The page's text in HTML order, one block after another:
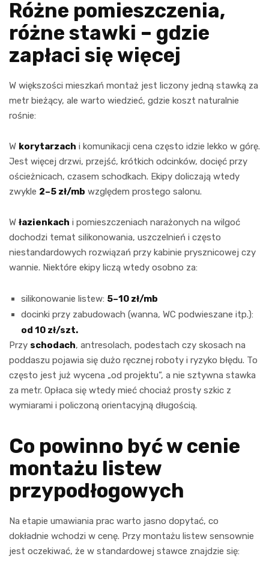
Różne pomieszczenia,
różne stawki – gdzie
zapłaci się więcej
W większości mieszkań montaż jest liczony jedną stawką za
metr bieżący, ale warto wiedzieć, gdzie koszt naturalnie
rośnie:
W korytarzach i komunikacji cena często idzie lekko w górę.
Jest więcej drzwi, przejść, krótkich odcinków, docięć przy
ościeżnicach, czasem schodkach. Ekipy doliczają wtedy
zwykle 2–5 zł/mb względem prostego salonu.
W łazienkach i pomieszczeniach narażonych na wilgoć
dochodzi temat silikonowania, uszczelnień i często
niestandardowych rozwiązań przy kabinie prysznicowej czy
wannie. Niektóre ekipy liczą wtedy osobno za:
silikonowanie listew: 5–10 zł/mb
docinki przy zabudowach (wanna, WC podwieszane itp.):
od 10 zł/szt.
Przy schodach, antresolach, podestach czy skosach na
poddaszu pojawia się dużo ręcznej roboty i ryzyko błędu. To
często jest już wycena „od projektu”, a nie sztywna stawka
za metr. Opłaca się wtedy mieć chociaż prosty szkic z
wymiarami i policzoną orientacyjną długością.
Co powinno być w cenie
montażu listew
przypodłogowych
Na etapie umawiania prac warto jasno dopytać, co
dokładnie wchodzi w cenę. Przy montażu listew sensownie
jest oczekiwać, że w standardowej stawce znajdzie się: